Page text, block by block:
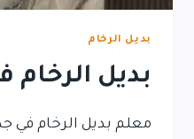
بديل الرخام
بديل الرخام
معلم بديل الرخام في